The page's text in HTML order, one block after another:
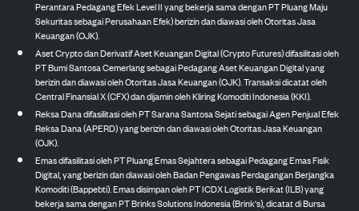
Perantara Pedagang Efek Level II yang bekerja sama dengan PT Pluang Maju
Sekuritas sebagai Perusahaan Efek) berizin dan diawasi oleh Otoritas Jasa
Keuangan (OJK).
Aset Crypto dan Derivatif Aset Keuangan Digital (Crypto Futures) difasilitasi oleh
PT Bumi Santosa Cemerlang sebagai Pedagang Aset Keuangan Digital yang
berizin dan diawasi oleh Otoritas Jasa Keuangan (OJK). Transaksi dicatat oleh
Central Finansial X (CFX) dan dijamin oleh Kliring Komoditi Indonesia (KKI).
Reksa Dana difasilitasi oleh PT Sarana Santosa Sejati sebagai Agen Penjual Efek
Reksa Dana (APERD) yang berizin dan diawasi oleh Otoritas Jasa Keuangan
(OJK).
Emas difasilitasi oleh PT Pluang Emas Sejahtera sebagai Pedagang Emas Fisik
Digital, yang berizin dan diawasi oleh Badan Pengawas Perdagangan Berjangka
Komoditi (Bappebti). Emas disimpan oleh PT ICDX Logistik Berikat (ILB) yang
bekerja sama dengan PT Brinks Solutions Indonesia (Brink's), dicatat di Bursa